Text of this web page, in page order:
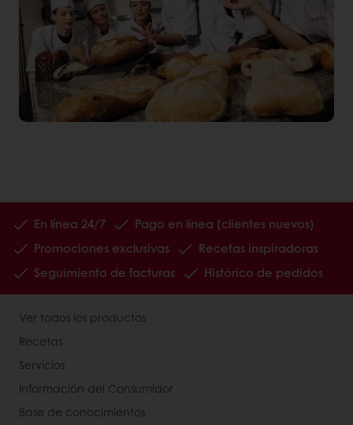
En línea 24/7
Pago en línea (clientes nuevos)
Promociones exclusivas
Recetas inspiradoras
Seguimiento de facturas
Histórico de pedidos
Ver todos los productos
Recetas
Servicios
Información del Consumidor
Base de conocimientos